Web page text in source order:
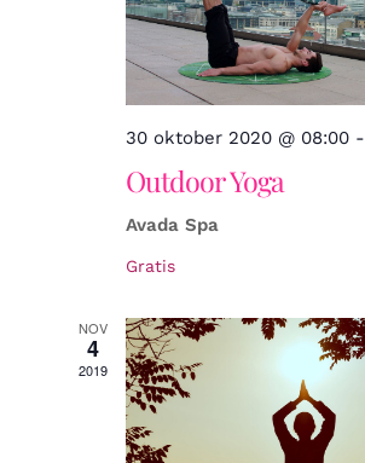
30 oktober 2020 @ 08:00-
Outdoor Yoga
Avada Spa
Gratis
NOV
4
2019